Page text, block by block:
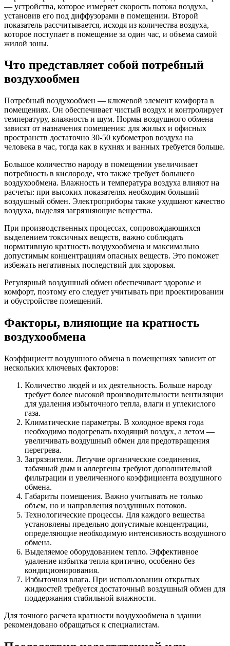
— устройства, которое измеряет скорость потока воздуха,
установив его под диффузорами в помещении. Второй
показатель рассчитывается, исходя из количества воздуха,
которое поступает в помещение за один час, и объема самой
жилой зоны.
Что представляет собой потребный
воздухообмен
Потребный воздухообмен — ключевой элемент комфорта в
помещениях. Он обеспечивает чистый воздух и контролирует
температуру, влажность и шум. Нормы воздушного обмена
зависят от назначения помещения: для жилых и офисных
пространств достаточно 30-50 кубометров воздуха на
человека в час, тогда как в кухнях и ванных требуется больше.
Большое количество народу в помещении увеличивает
потребность в кислороде, что также требует большего
воздухообмена. Влажность и температура воздуха влияют на
расчеты: при высоких показателях необходим больший
воздушный обмен. Электроприборы также ухудшают качество
воздуха, выделяя загрязняющие вещества.
При производственных процессах, сопровождающихся
выделением токсичных веществ, важно соблюдать
нормативную кратность воздухообмена и максимально
допустимым концентрациям опасных веществ. Это поможет
избежать негативных последствий для здоровья.
Регулярный воздушный обмен обеспечивает здоровье и
комфорт, поэтому его следует учитывать при проектировании
и обустройстве помещений.
Факторы, влияющие на кратность
воздухообмена
Коэффициент воздушного обмена в помещениях зависит от
нескольких ключевых факторов:
Количество людей и их деятельность. Больше народу
требует более высокой производительности вентиляции
для удаления избыточного тепла, влаги и углекислого
газа.
Климатические параметры. В холодное время года
необходимо подогревать входящий воздух, а летом —
увеличивать воздушный обмен для предотвращения
перегрева.
Загрязнители. Летучие органические соединения,
табачный дым и аллергены требуют дополнительной
фильтрации и увеличенного коэффициента воздушного
обмена.
Габариты помещения. Важно учитывать не только
объем, но и направления воздушных потоков.
Технологические процессы. Для каждого вещества
установлены предельно допустимые концентрации,
определяющие необходимую интенсивность воздушного
обмена.
Выделяемое оборудованием тепло. Эффективное
удаление избытка тепла критично, особенно без
кондиционирования.
Избыточная влага. При использовании открытых
жидкостей требуется достаточный воздушный обмен для
поддержания стабильной влажности.
Для точного расчета кратности воздухообмена в здании
рекомендовано обращаться к специалистам.